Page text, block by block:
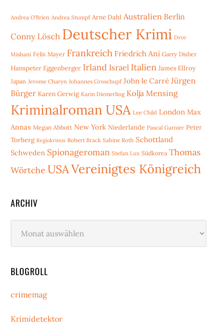
Andrea O'Brien Andrea Stumpf Arne Dahl Australien Berlin
Conny Lösch Deutscher Krimi Dror
Mishani Felix Mayer Frankreich Friedrich Ani Garry Disher
Hanspeter Eggenberger Irland Israel Italien James Ellroy
Japan Jerome Charyn Johannes Groschupf John le Carré Jürgen
Bürger Karen Gerwig Karin Diemerling Kolja Mensing
Kriminalroman USA Lee Child London Max
Annas Megan Abbott New York Niederlande Pascal Garnier Peter
Torberg Regiokrimis Robert Brack Sabine Roth Schottland
Schweden Spionageroman Stefan Lux Südkorea Thomas
Wörtche USAVereinigtes Königreich
ARCHIV
BLOGROLL
crimemag
Krimidetektor